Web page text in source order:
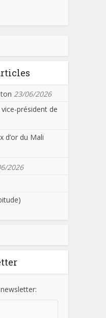
23/06/2026
président de
d’or du Mali
2026